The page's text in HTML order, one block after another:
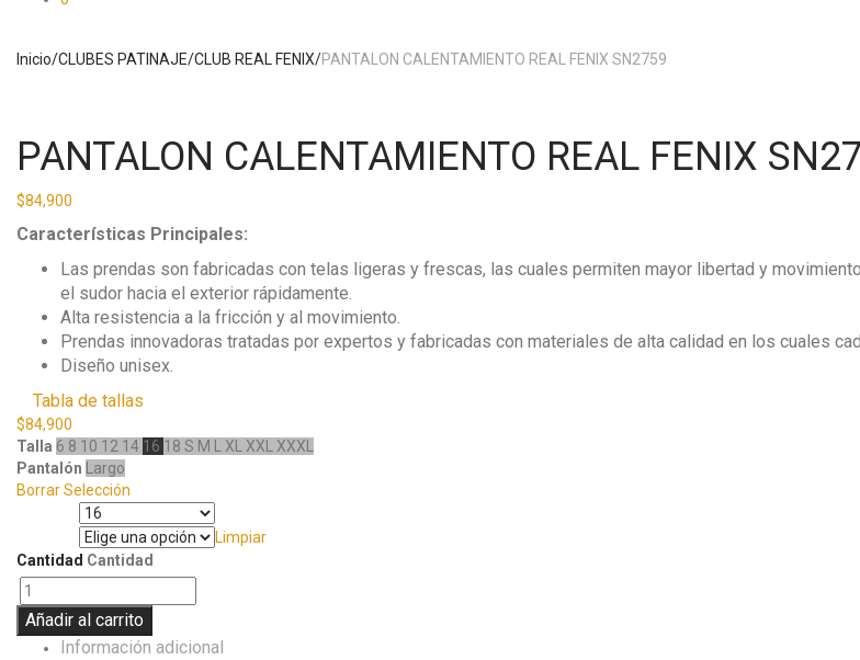
Inicio/CLUBES PATINAJE/CLUB REAL FENIX/PANTALON CALENTAMIENTO REAL FENIX SN2759
PANTALON CALENTAMIENTO REAL FENIX
$84,900
Características Principales:
Las prendas son fabricadas con telas ligeras y frescas, las cuales permiten mayor libertad y
el sudor hacia el exterior rápidamente.
Alta resistencia a la fricción y al movimiento.
Prendas innovadoras tratadas por expertos y fabricadas con materiales de alta calidad en los cuales
Diseño unisex.
Tabla de tallas
$84,900
Talla 6 8 10 12 14 16 18 S M L XL XXL XXXL
Pantalón Largo
Borrar Selección
Limpiar
Cantidad Cantidad
Añadir al carrito
Información adicional